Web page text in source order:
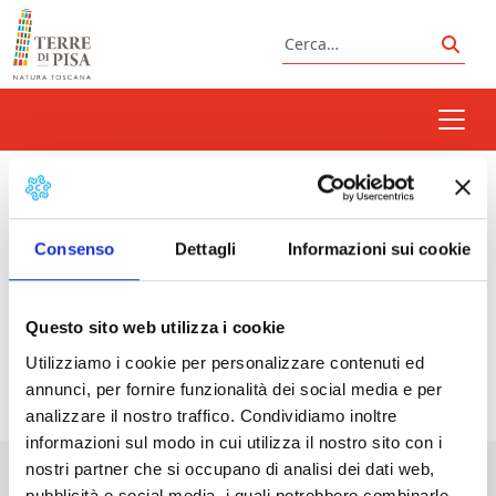
Consenso Dettagli Informazioni sui cookie
Questo sito web utilizza i cookie
Utilizziamo i cookie per personalizzare contenuti ed
annunci, per fornire funzionalità dei social media e per
analizzare il nostro traffico. Condividiamo inoltre
informazioni sul modo in cui utilizza il nostro sito con i
nostri partner che si occupano di analisi dei dati web,
Vai al contenuto
Cerca
Fortezza Medicea
Prossimi eventi
<li>Non ci sono eventi con questo tag</li>